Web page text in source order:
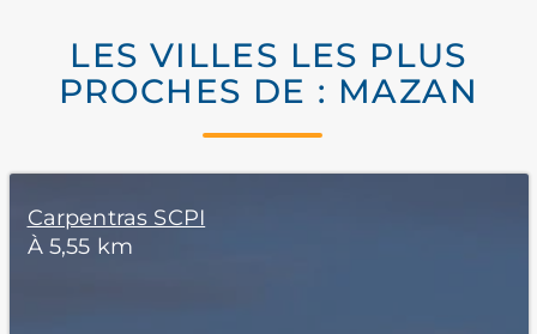
LES VILLES LES PLUS
PROCHES DE : MAZAN
Carpentras SCPI
À 5,55 km